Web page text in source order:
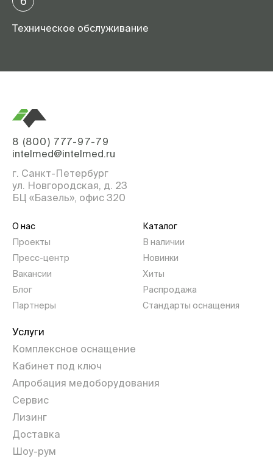
Техническое обслуживание
8 (800) 777-97-79
intelmed@intelmed.ru
г. Санкт-Петербург
ул. Новгородская, д. 23
БЦ «Базель», офис 320
О нас
Проекты
Пресс-центр
Вакансии
Блог
Партнеры
Каталог
В наличии
Новинки
Хиты
Распродажа
Стандарты оснащения
Услуги
Комплексное оснащение
Кабинет под ключ
Апробация медоборудования
Сервис
Лизинг
Доставка
Шоу-рум